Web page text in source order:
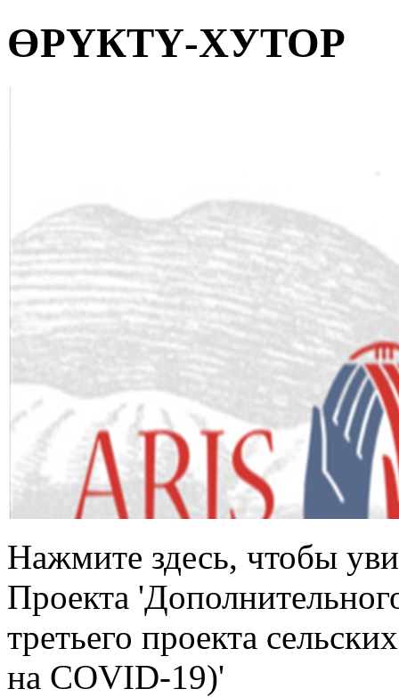
ӨРҮКТҮ-ХУТОР
Нажмите здесь, чтобы
Проекта
третьего проекта
на COVID-19)'